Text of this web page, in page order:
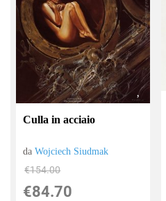
Culla in acciaio
daWojciech Siudmak
€154.00
€84.70